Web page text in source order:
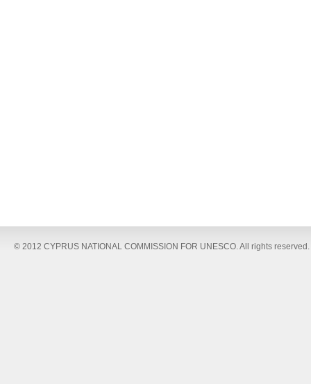
© 2012 CYPRUS NATIONAL COMMISSION FOR UNESCO. All rights reserved.